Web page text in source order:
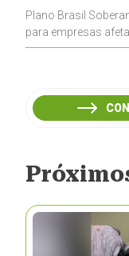
Plano Brasil
para empresas
inclui a pecuária